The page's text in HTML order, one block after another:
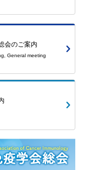
会のご案内
General meeting